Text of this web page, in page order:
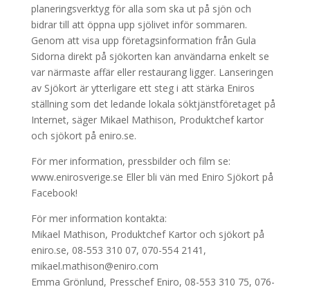
planeringsverktyg för alla som ska ut på sjön och
bidrar till att öppna upp sjölivet inför sommaren.
Genom att visa upp företagsinformation från Gula
Sidorna direkt på sjökorten kan användarna enkelt se
var närmaste affär eller restaurang ligger. Lanseringen
av Sjökort är ytterligare ett steg i att stärka Eniros
ställning som det ledande lokala söktjänstföretaget på
Internet, säger Mikael Mathison, Produktchef kartor
och sjökort på eniro.se.
För mer information, pressbilder och film se:
www.enirosverige.se Eller bli vän med Eniro Sjökort på
Facebook!
För mer information kontakta:
Mikael Mathison, Produktchef Kartor och sjökort på
eniro.se, 08-553 310 07, 070-554 2141,
mikael.mathison@eniro.com
Emma Grönlund, Presschef Eniro, 08-553 310 75, 076-